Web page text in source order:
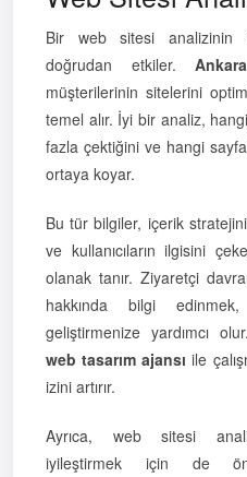
Bir web sitesi analizinin
doğrudan etkiler.
müşterilerinin sitelerini
temel alır. İyi bir analiz,
fazla çektiğini ve hangi
ortaya koyar.
Bu tür bilgiler, içerik
ve kullanıcıların ilgisini
olanak tanır. Ziyaretçi
hakkında bilgi
geliştirmenize yardımcı
web tasarım ajansı ile
izini artırır.
Ayrıca, web sitesi
iyileştirmek için de